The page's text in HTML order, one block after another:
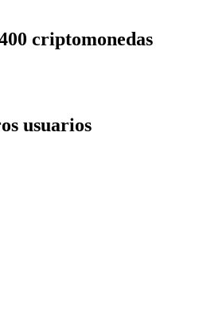
criptomonedas
usuarios